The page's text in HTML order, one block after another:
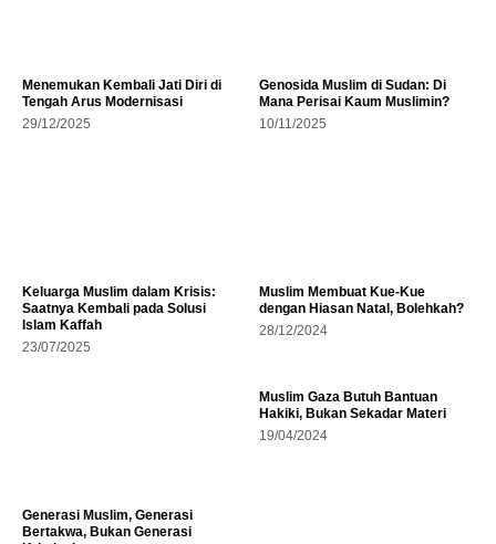
Menemukan Kembali Jati Diri di
Tengah Arus Modernisasi
29/12/2025
Genosida Muslim di Sudan: Di
Mana Perisai Kaum Muslimin?
10/11/2025
Keluarga Muslim dalam Krisis:
Saatnya Kembali pada Solusi
Islam Kaffah
23/07/2025
Muslim Membuat Kue-Kue
dengan Hiasan Natal, Bolehkah?
28/12/2024
Generasi Muslim, Generasi
Bertakwa, Bukan Generasi
Muslim Gaza Butuh Bantuan
Hakiki, Bukan Sekadar Materi
19/04/2024